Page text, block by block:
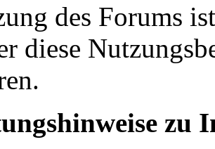
des Forums
diese
zu